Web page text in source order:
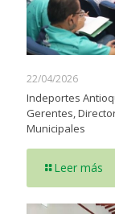
22/04/2026
Indeportes
Gerentes,
Municipales
Leer más